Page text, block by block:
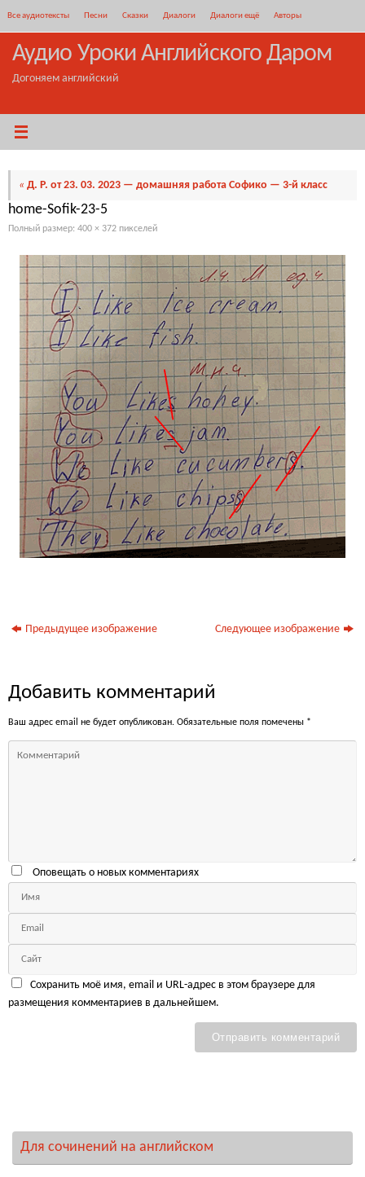
содержимому
Все аудиотексты Песни Сказки Диалоги Диалоги ещё Авторы
Аудио Уроки Английского Даром
Догоняем английский
« Д. Р. от 23. 03. 2023 — домашняя работа Софико — 3-й класс
home-Sofik-23-5
Полный размер: 400 × 372 пикселей
Предыдущее изображение Следующее изображение
Добавить комментарий
Ваш адрес email не будет опубликован. Обязательные поля помечены *
Оповещать о новых комментариях
Сохранить моё имя, email и URL-адрес в этом браузере для
размещения комментариев в дальнейшем.
Для сочинений на английском